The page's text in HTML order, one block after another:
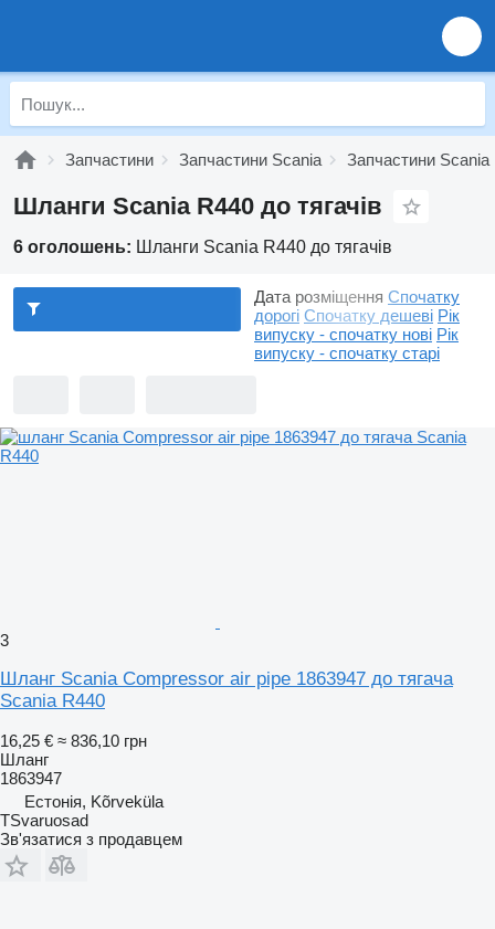
Запчастини Запчастини Scania Запчастини
Шланги Scania R440 до тягачів
6 оголошень: Шланги Scania R440 до тягачів
Дата розміщення Спочатку
дорогі Спочатку дешеві Рік
випуску - спочатку нові Рік
випуску - спочатку старі
3
Шланг Scania Compressor air pipe 1863947 до тягача
Scania R440
16,25 € ≈ 836,10 грн
Шланг
1863947
Естонія, Kõrveküla
TSvaruosad
Зв'язатися з продавцем